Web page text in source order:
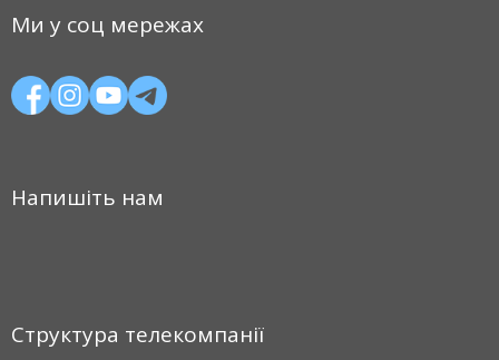
Ми у соц мережах
Напишіть нам
Структура телекомпанії